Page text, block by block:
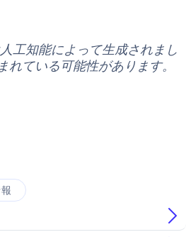
工知能によって生成されまし
れている可能性があります。